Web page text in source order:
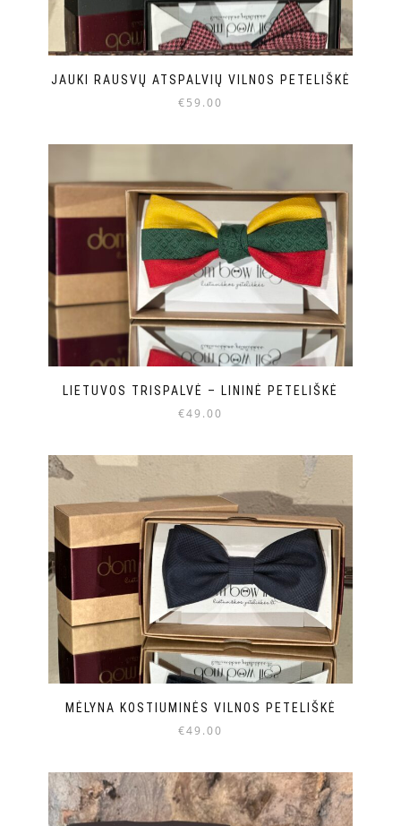
JAUKI RAUSVŲ ATSPALVIŲ VILNOS PETELIŠKĖ
€59.00
LIETUVOS TRISPALVĖ – LININĖ PETELIŠKĖ
€49.00
MĖLYNA KOSTIUMINĖS VILNOS PETELIŠKĖ
€49.00